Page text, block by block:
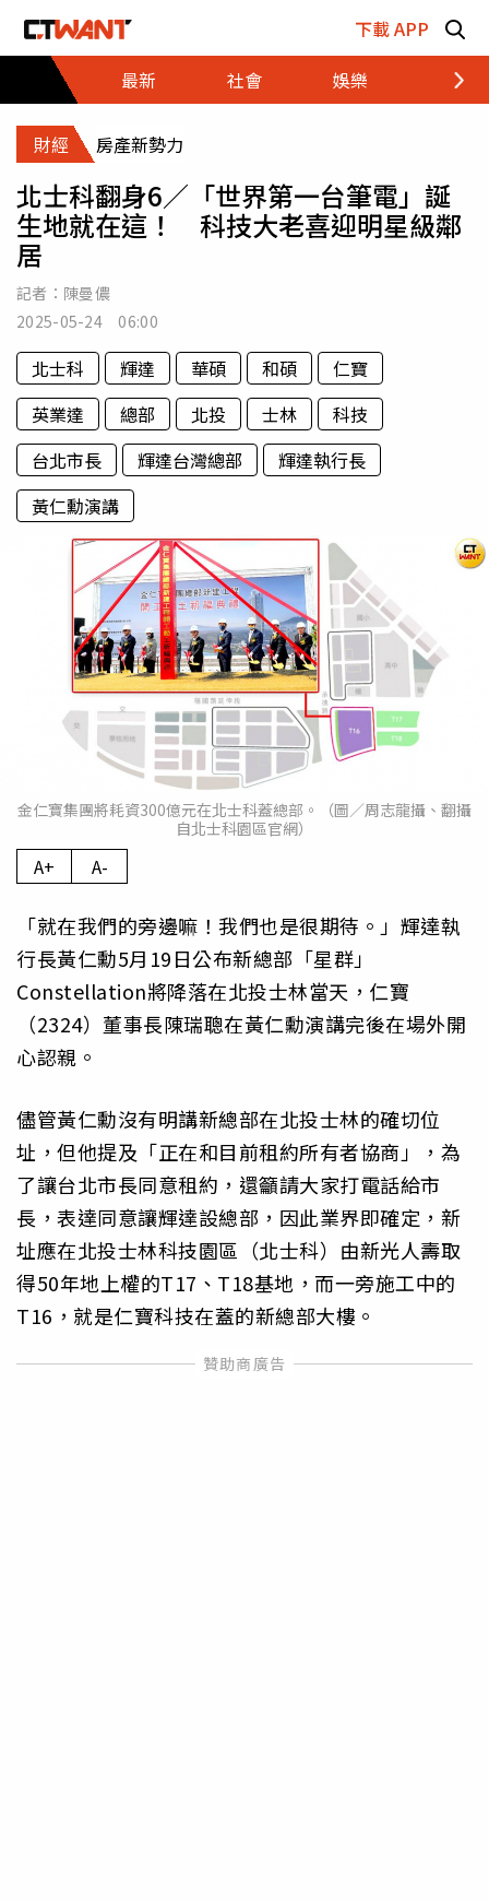
下載 APP
最新
社會 娛樂 財經
財經 房產新勢力
北士科翻身6／「世界第一台筆電」誕
生地就在這！ 科技大老喜迎明星級鄰
居
記者： 陳曼儂
2025-05-24 06:00
北士科 輝達 華碩 和碩
仁寶
英業達
總部 北投 士林
科技
台北市長
輝達台灣總部
輝達執行長
黃仁勳演講
金仁寶集團將耗資300億元在北士科蓋總部。（圖／周志龍攝、翻攝
自北士科園區官網）
A+ A-
「就在我們的旁邊嘛！我們也是很期待。」輝達執
行長黃仁勳5月19日公布新總部「星群」
Constellation將降落在北投士林當天，仁寶
（2324）董事長陳瑞聰在黃仁勳演講完後在場外開
心認親。
儘管黃仁勳沒有明講新總部在北投士林的確切位
址，但他提及「正在和目前租約所有者協商」，為
了讓台北市長同意租約，還籲請大家打電話給市
長，表達同意讓輝達設總部，因此業界即確定，新
址應在北投士林科技園區（北士科）由新光人壽取
得50年地上權的T17、T18基地，而一旁施工中的
T16，就是仁寶科技在蓋的新總部大樓。